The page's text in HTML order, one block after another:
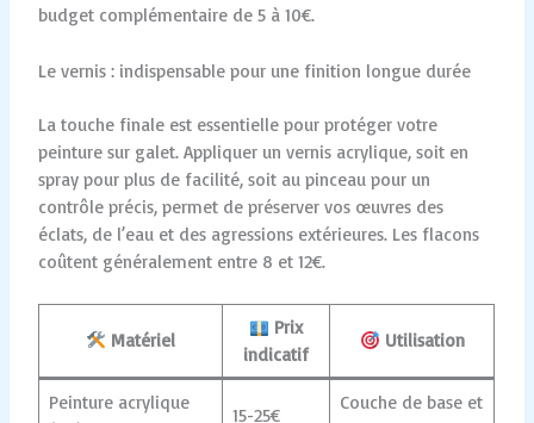
budget complémentaire de 5 à 10€.
Le vernis : indispensable pour une finition longue durée
La touche finale est essentielle pour protéger votre
peinture sur galet. Appliquer un vernis acrylique, soit en
spray pour plus de facilité, soit au pinceau pour un
contrôle précis, permet de préserver vos œuvres des
éclats, de l’eau et des agressions extérieures. Les flacons
coûtent généralement entre 8 et 12€.
Matériel
Prix
indicatif
Utilisation
Peinture acrylique
15-25€
Couche de base et